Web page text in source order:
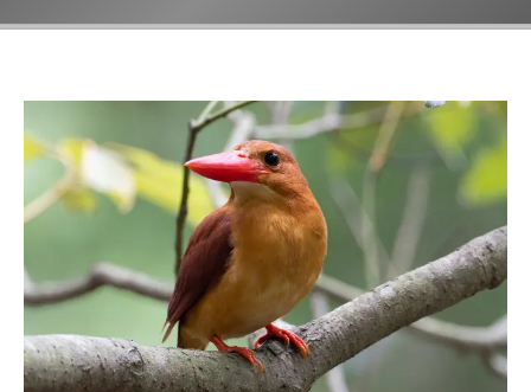
出発空港
チェックイン日
宿泊人数